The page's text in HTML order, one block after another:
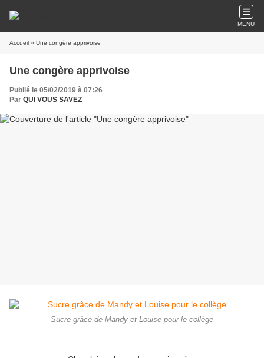
MENU
Accueil » Une congère apprivoise
Une congère apprivoise
Publié le 05/02/2019 à 07:26
Par QUI VOUS SAVEZ
Sucre grâce de Mandy et Louise pour le collège